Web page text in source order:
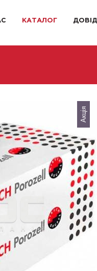
КАТАЛОГ
Акція